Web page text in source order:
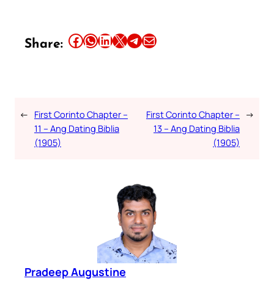
Share: Share this article on Facebook Share this article on WhatsApp Share this article on LinkedIn Share this article on X Share this article on TelegramEmail this Article
← First Corinto Chapter –
11 – Ang Dating Biblia
(1905)
First Corinto Chapter –
13 – Ang Dating Biblia
(1905)
→
Pradeep Augustine